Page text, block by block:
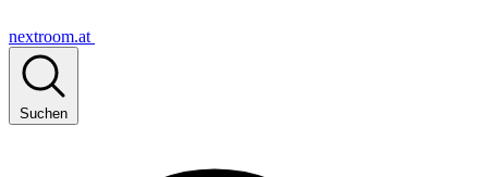
nextroom.at
Suchen